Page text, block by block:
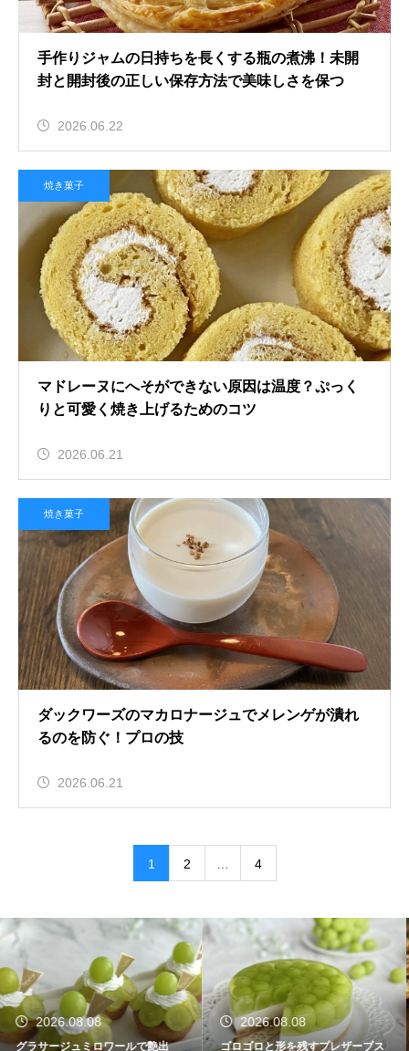
手作りジャムの日持ちを長くする瓶の煮沸！未開
封と開封後の正しい保存方法で美味しさを保つ
2026.06.22
焼き菓子
マドレーヌにへそができない原因は温度？ぷっく
りと可愛く焼き上げるためのコツ
2026.06.21
焼き菓子
ダックワーズのマカロナージュでメレンゲが潰れ
るのを防ぐ！プロの技
2026.06.21
1 2 4
2026.08.08
ゴロゴロと形を残すプレザーブス
2026.08.07
チョコレートの保存温度は野菜室